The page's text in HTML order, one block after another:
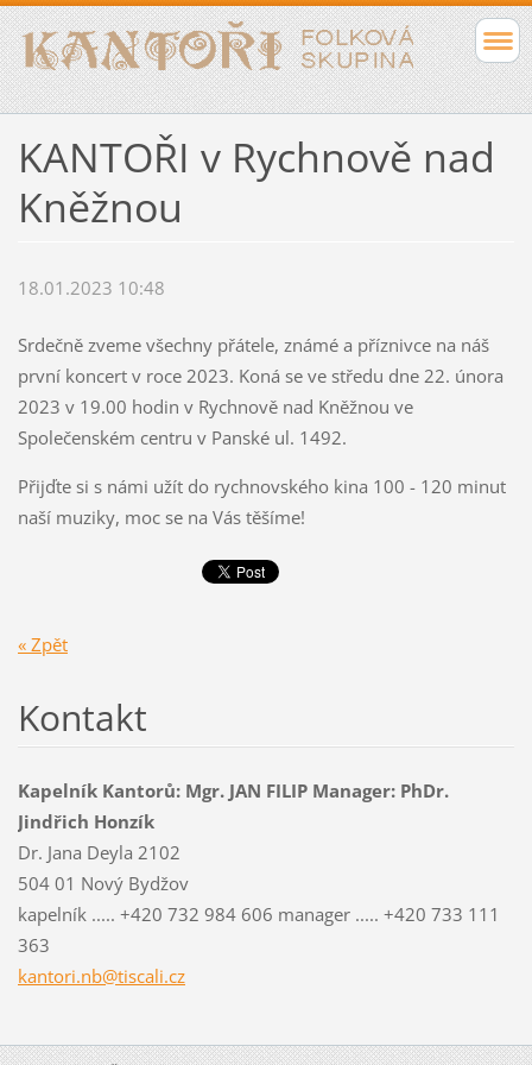
KANTOŘI v Rychnově nad
Kněžnou
18.01.2023 10:48
Srdečně zveme všechny přátele, známé a příznivce na náš
první koncert v roce 2023. Koná se ve středu dne 22. února
2023 v 19.00 hodin v Rychnově nad Kněžnou ve
Společenském centru v Panské ul. 1492.
Přijďte si s námi užít do rychnovského kina 100 - 120 minut
naší muziky, moc se na Vás těšíme!
« Zpět
Kontakt
Kapelník Kantorů: Mgr. JAN FILIP Manager: PhDr.
Jindřich Honzík
Dr. Jana Deyla 2102
504 01 Nový Bydžov
kapelník ..... +420 732 984 606 manager ..... +420 733 111
363
kantori.nb@tiscali.cz